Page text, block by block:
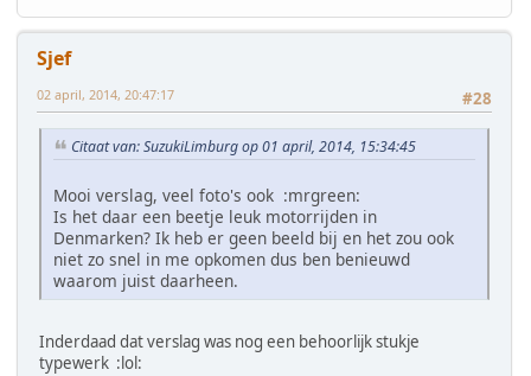
Sjef
#28
02 april, 2014, 20:47:17
Citaat van: SuzukiLimburg op 01 april, 2014, 15:34:45
Mooi verslag, veel foto's ook :mrgreen:
Is het daar een beetje leuk motorrijden in
Denmarken? Ik heb er geen beeld bij en het zou ook
niet zo snel in me opkomen dus ben benieuwd
waarom juist daarheen.
Inderdaad dat verslag was nog een behoorlijk stukje
typewerk :lol: